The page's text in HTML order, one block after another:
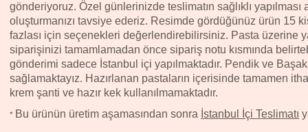
gönderiyoruz. Özel günlerinizde teslimatın sağlıklı
oluşturmanızı tavsiye ederiz. Resimde gördüğünüz ürün 15
fazlası için seçenekleri değerlendirebilirsiniz. Pasta üzerine
siparişinizi tamamlamadan önce sipariş notu kısmında
gönderimi sadece İstanbul içi yapılmaktadır. Pendik ve
sağlamaktayız. Hazırlanan pastaların içerisinde tamamen
krem şanti ve hazır kek kullanılmamaktadır.
* Bu ürünün üretim aşamasından sonra İstanbul İçi Teslimatı